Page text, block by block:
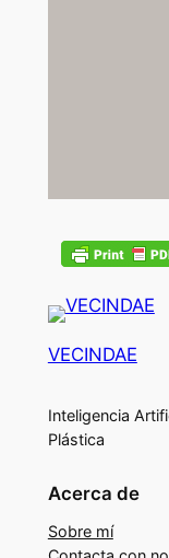
VECINDAE
Inteligencia
Plástica
Acerca de
Sobre mí